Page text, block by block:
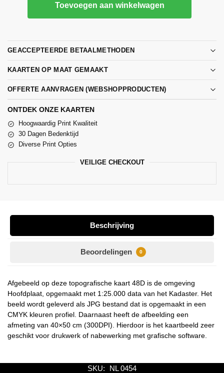
Toevoegen aan winkelwagen
GEACCEPTEERDE BETAALMETHODEN
KAARTEN OP MAAT GEMAAKT
OFFERTE AANVRAGEN (WEBSHOPPRODUCTEN)
ONTDEK ONZE KAARTEN
Hoogwaardig Print Kwaliteit
30 Dagen Bedenktijd
Diverse Print Opties
VEILIGE CHECKOUT
Beschrijving
Beoordelingen 0
Afgebeeld op deze topografische kaart 48D is de omgeving
Hoofdplaat, opgemaakt met 1:25.000 data van het Kadaster. Het
beeld wordt geleverd als JPG bestand dat is opgemaakt in een
CMYK kleuren profiel. Daarnaast heeft de afbeelding een
afmeting van 40×50 cm (300DPI). Hierdoor is het kaartbeeld zeer
geschikt voor drukwerk of nabewerking met grafische software.
SKU:
NL 0454